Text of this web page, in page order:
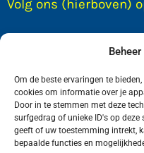
Om de beste ervaringen te
cookies om informatie over je
Door in te stemmen met deze
surfgedrag of unieke ID's op
geeft of uw toestemming intrekt,
bepaalde functies en
Volg ons (hierboven)
Wij van